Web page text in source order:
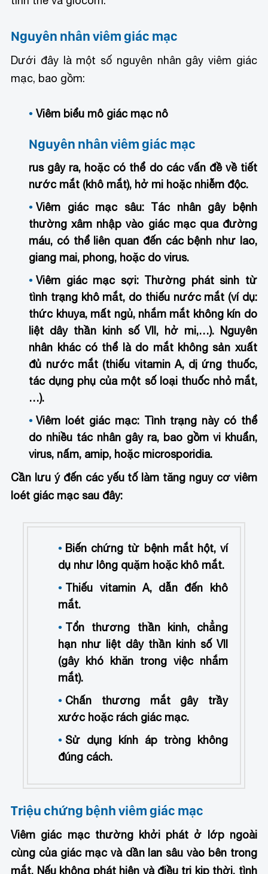
Nguyên nhân viêm giác mạc
Dưới đây là một số nguyên nhân gây viêm giác
mạc, bao gồm:
Viêm biểu mô giác mạc nô
Nguyên nhân viêm giác mạc
rus gây ra, hoặc có thể do các vấn đề về tiết
nước mắt (khô mắt), hở mi hoặc nhiễm độc.
Viêm giác mạc sâu:Tác nhân gây bệnh
thường xâm nhập vào giác mạc qua đường
máu, có thể liên quan đến các bệnh như lao,
giang mai, phong, hoặc do virus.
Viêm giác mạc sợi:Thường phát sinh từ
tình trạng khô mắt, do thiếu nước mắt (ví dụ:
thức khuya, mất ngủ, nhắm mắt không kín do
liệt dây thần kinh số VII, hở mi,…). Nguyên
nhân khác có thể là do mắt không sản xuất
đủ nước mắt (thiếu vitamin A, dị ứng thuốc,
tác dụng phụ của một số loại thuốc nhỏ mắt,
…).
Viêm loét giác mạc:Tình trạng này có thể
do nhiều tác nhân gây ra, bao gồm vi khuẩn,
virus, nấm, amip, hoặc microsporidia.
Cần lưu ý đến các yếu tố làm tăng nguy cơ viêm
loét giác mạc sau đây:
Biến chứng từ bệnh mắt hột, ví
dụ như lông quặm hoặc khô mắt.
Thiếu vitamin A, dẫn đến khô
mắt.
Tổn thương thần kinh, chẳng
hạn như liệt dây thần kinh số VII
(gây khó khăn trong việc nhắm
mắt).
Chấn thương mắt gây trầy
xước hoặc rách giác mạc.
Sử dụng kính áp tròng không
đúng cách.
Triệu chứng bệnh viêm giác mạc
Viêm giác mạc thường khởi phát ở lớp ngoài
cùng của giác mạc và dần lan sâu vào bên trong
mắt. Nếu không phát hiện và điều trị kịp thời, tình